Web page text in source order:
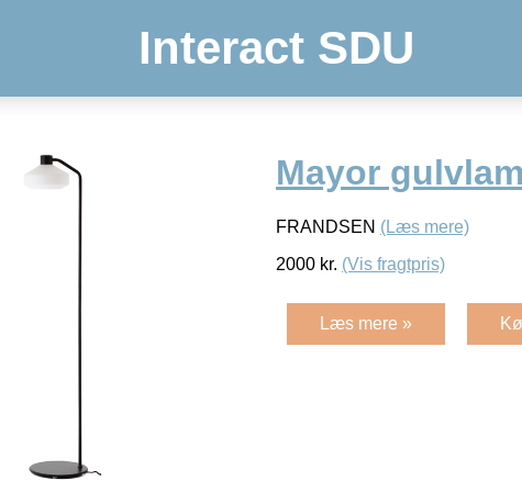
Interact SDU
Mayor
FRANDSEN (Læs mere)
2000 kr. (Vis fragtpris)
Læs mere »